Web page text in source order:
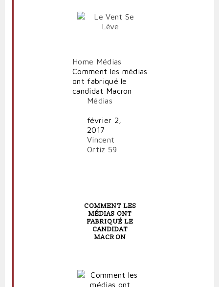
Home Médias
Comment les médias
ont fabriqué le
candidat Macron
Médias
février 2,
2017
Vincent
Ortiz 59
COMMENT LES
MÉDIAS ONT
FABRIQUÉ LE
CANDIDAT
MACRON